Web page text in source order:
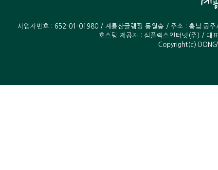
사업자번호 : 652-01-01980 / 계룡산글램핑 동월숲 / 주소 : 충남 공
호스팅 제공자 : 심플렉스인터넷(주) / 대
Copyright(c)